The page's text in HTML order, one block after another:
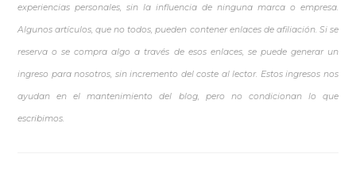
experiencias personales, sin la influencia de ninguna marca o empresa.
Algunos artículos, que no todos, pueden contener enlaces de afiliación. Si se
reserva o se compra algo a través de esos enlaces, se puede generar un
ingreso para nosotros, sin incremento del coste al lector. Estos ingresos nos
ayudan en el mantenimiento del blog, pero no condicionan lo que
escribimos.